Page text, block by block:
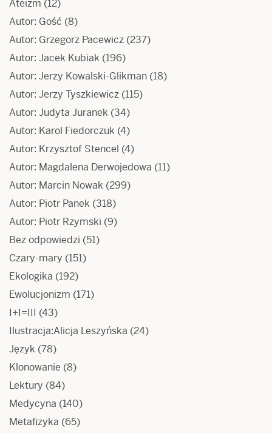
Ateizm (12)
Autor: Gość (8)
Autor: Grzegorz Pacewicz (237)
Autor: Jacek Kubiak (196)
Autor: Jerzy Kowalski-Glikman (18)
Autor: Jerzy Tyszkiewicz (115)
Autor: Judyta Juranek (34)
Autor: Karol Fiedorczuk (4)
Autor: Krzysztof Stencel (4)
Autor: Magdalena Derwojedowa (11)
Autor: Marcin Nowak (299)
Autor: Piotr Panek (318)
Autor: Piotr Rzymski (9)
Bez odpowiedzi (51)
Czary-mary (151)
Ekologika (192)
Ewolucjonizm (171)
I+I=III (43)
Ilustracja:Alicja Leszyńska (24)
Język (78)
Klonowanie (8)
Lektury (84)
Medycyna (140)
Metafizyka (65)